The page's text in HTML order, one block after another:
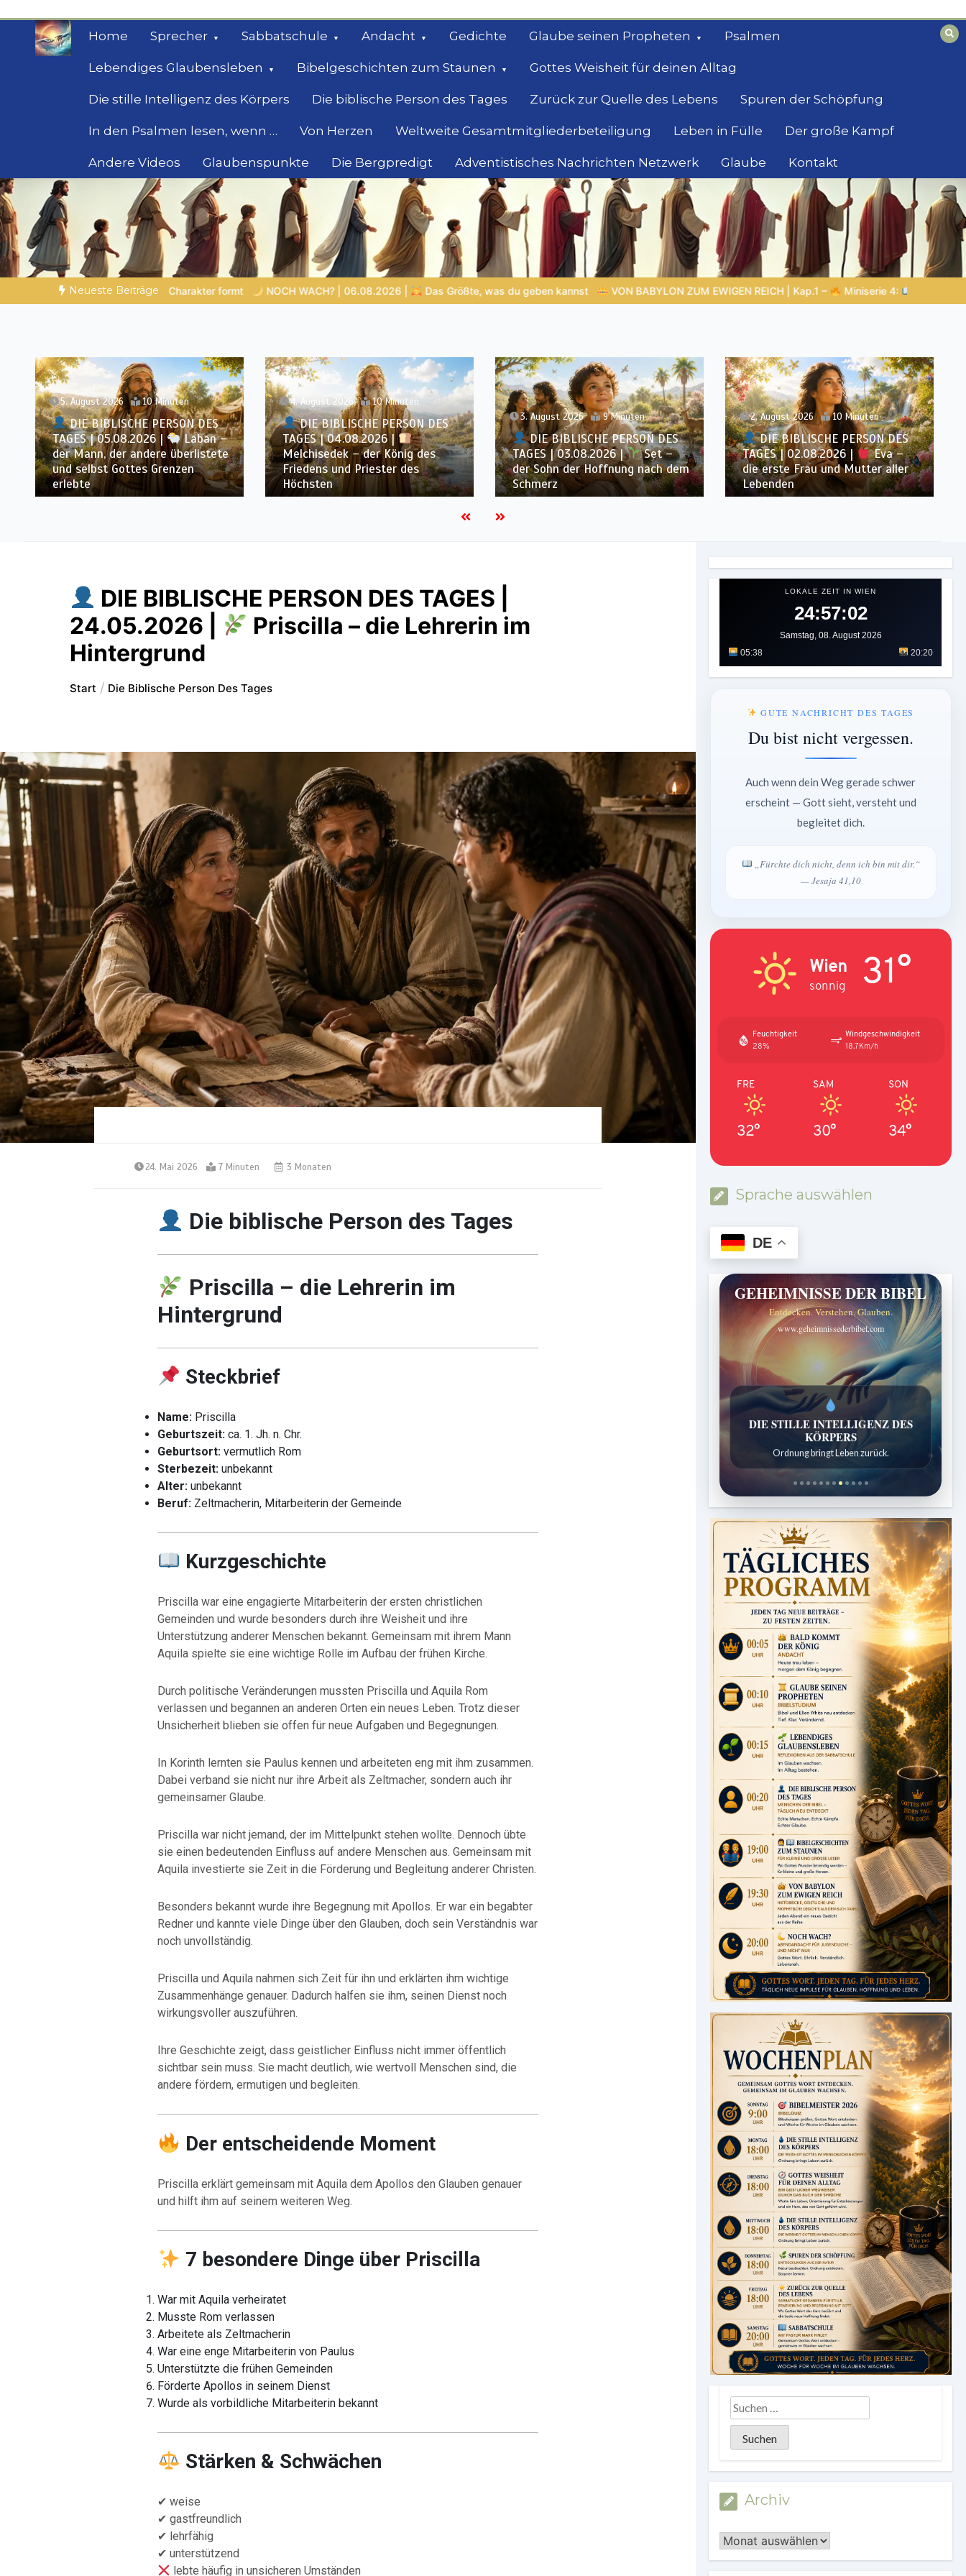
springen
Home Sprecher Sabbatschule Andacht Gedichte Glaube seinen Propheten Psalmen
Lebendiges Glaubensleben Bibelgeschichten zum Staunen Gottes Weisheit für deinen Alltag
Die stille Intelligenz des Körpers Die biblische Person des Tages Zurück zur Quelle des Lebens Spuren der Schöpfung
In den Psalmen lesen, wenn … Von Herzen Weltweite Gesamtmitgliederbeteiligung Leben in Fülle Der große Kampf
Andere Videos Glaubenspunkte Die Bergpredigt Adventistisches Nachrichten Netzwerk Glaube Kontakt
Geheimnisse der Bibel
Biblische Einsichten für Menschen auf der Suche
Neueste Beiträge
NOCH WACH? | 06.08.2026 | Das Größte, was du geben kannst VON BABYLON ZUM EWIGEN REICH | Kap.1 – Miniserie 4: Die prophetische Vorbereitung | Gedicht 6 – Der
5. August 2026 10 Minuten
DIE BIBLISCHE PERSON DES
TAGES | 05.08.2026 |
Laban –
der Mann, der andere überlistete
und selbst Gottes Grenzen
erlebte
4. August 2026 10 Minuten
DIE BIBLISCHE PERSON DES
TAGES | 04.08.2026 |
Melchisedek – der König des
Friedens und Priester des
Höchsten
3. August 2026 9 Minuten
DIE BIBLISCHE PERSON DES
TAGES | 03.08.2026 |
Set –
der Sohn der Hoffnung nach dem
Schmerz
2. August 2026 10 Minuten
DIE BIBLISCHE PERSON DES
TAGES | 02.08.2026 |
Eva –
die erste Frau und Mutter aller
Lebenden
DIE BIBLISCHE PERSON DES TAGES |
24.05.2026 |
Priscilla – die Lehrerin im
Hintergrund
Start Die Biblische Person Des Tages
24. Mai 2026 7 Minuten 3 Monaten
Die biblische Person des Tages
Priscilla – die Lehrerin im
Hintergrund
Steckbrief
Name:Priscilla
Geburtszeit:ca. 1. Jh. n. Chr.
Geburtsort:vermutlich Rom
Sterbezeit:unbekannt
Alter:unbekannt
Beruf:Zeltmacherin, Mitarbeiterin der Gemeinde
Kurzgeschichte
Priscilla war eine engagierte Mitarbeiterin der ersten christlichen
Gemeinden und wurde besonders durch ihre Weisheit und ihre
Unterstützung anderer Menschen bekannt. Gemeinsam mit ihrem Mann
Aquila spielte sie eine wichtige Rolle im Aufbau der frühen Kirche.
Durch politische Veränderungen mussten Priscilla und Aquila Rom
verlassen und begannen an anderen Orten ein neues Leben. Trotz dieser
Unsicherheit blieben sie offen für neue Aufgaben und Begegnungen.
In Korinth lernten sie Paulus kennen und arbeiteten eng mit ihm zusammen.
Dabei verband sie nicht nur ihre Arbeit als Zeltmacher, sondern auch ihr
gemeinsamer Glaube.
Priscilla war nicht jemand, der im Mittelpunkt stehen wollte. Dennoch übte
sie einen bedeutenden Einfluss auf andere Menschen aus. Gemeinsam mit
Aquila investierte sie Zeit in die Förderung und Begleitung anderer Christen.
Besonders bekannt wurde ihre Begegnung mit Apollos. Er war ein begabter
Redner und kannte viele Dinge über den Glauben, doch sein Verständnis war
noch unvollständig.
Priscilla und Aquila nahmen sich Zeit für ihn und erklärten ihm wichtige
Zusammenhänge genauer. Dadurch halfen sie ihm, seinen Dienst noch
wirkungsvoller auszuführen.
Ihre Geschichte zeigt, dass geistlicher Einfluss nicht immer öffentlich
sichtbar sein muss. Sie macht deutlich, wie wertvoll Menschen sind, die
andere fördern, ermutigen und begleiten.
Der entscheidende Moment
Priscilla erklärt gemeinsam mit Aquila dem Apollos den Glauben genauer
und hilft ihm auf seinem weiteren Weg.
7 besondere Dinge über Priscilla
War mit Aquila verheiratet
Musste Rom verlassen
Arbeitete als Zeltmacherin
War eine enge Mitarbeiterin von Paulus
Unterstützte die frühen Gemeinden
Förderte Apollos in seinem Dienst
Wurde als vorbildliche Mitarbeiterin bekannt
Stärken & Schwächen
✔ weise
✔ gastfreundlich
✔ lehrfähig
✔ unterstützend
lebte häufig in unsicheren Umständen
LOKALE ZEIT IN WIEN
24:57:05
Samstag, 08. August 2026
05:38
20:20
GUTE NACHRICHT DES TAGES
Du bist nicht vergessen.
Auch wenn dein Weg gerade schwer
erscheint — Gott sieht, versteht und
begleitet dich.
„Fürchte dich nicht, denn ich bin mit dir.“
— Jesaja 41,10
Wien
sonnig 31°
Feuchtigkeit
28%
Windgeschwindigkeit
18.7Km/h
FRE
32°
SAM
30°
SON
34°
Sprache auswählen
DE
GEHEIMNISSE DER BIBEL
Entdecken. Verstehen. Glauben.
www.geheimnissederbibel.com
DIE STILLE INTELLIGENZ DES
KÖRPERS
Ordnung bringt Leben zurück.
Archiv
Archiv